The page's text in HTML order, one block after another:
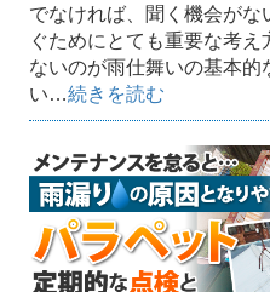
でなければ、聞く機会が
ぐためにとても重要な考
ないのが雨仕舞いの基本
い…続きを読む